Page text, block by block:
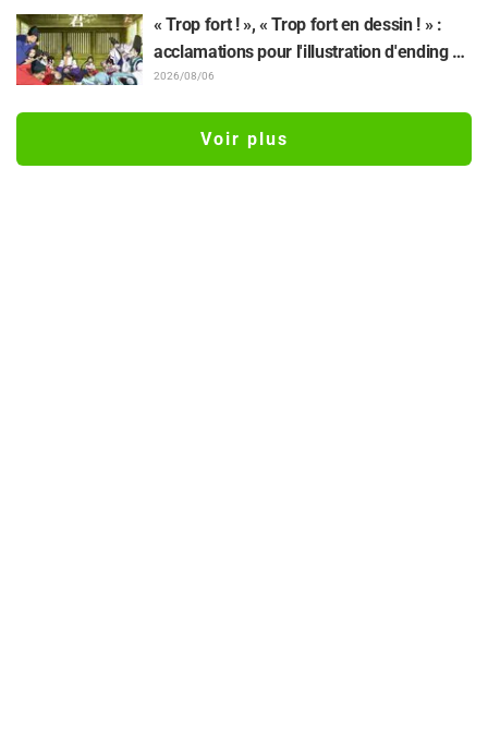
doublage Nao Tōyama après avoir assisté
au Dream Stage de « Star Detective
Precure! » : « C’est le W Arcana »
« Trop fort ! », « Trop fort en dessin ! » :
acclamations pour l'illustration d'ending du
13e épisode dessinée par Asaki Yuikawa,
de « The Elusive Samurai »
2026/08/06
Voir plus